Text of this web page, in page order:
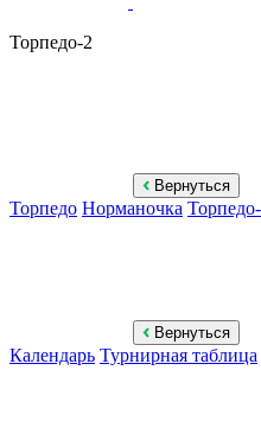
Торпедо-2
Вернуться
Торпедо Норманочка
Вернуться
Календарь Турнирная таблица